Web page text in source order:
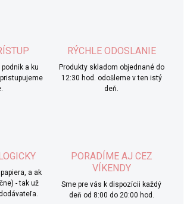
a ku
RÝCHLE ODOSLANIE
Produkty skladom objednané do
12:30 hod. odošleme v ten istý
deň.
a ak
- tak už
PORADÍME AJ CEZ
VÍKENDY
Sme pre vás k dispozícii každý
deň od 8:00 do 20:00 hod.